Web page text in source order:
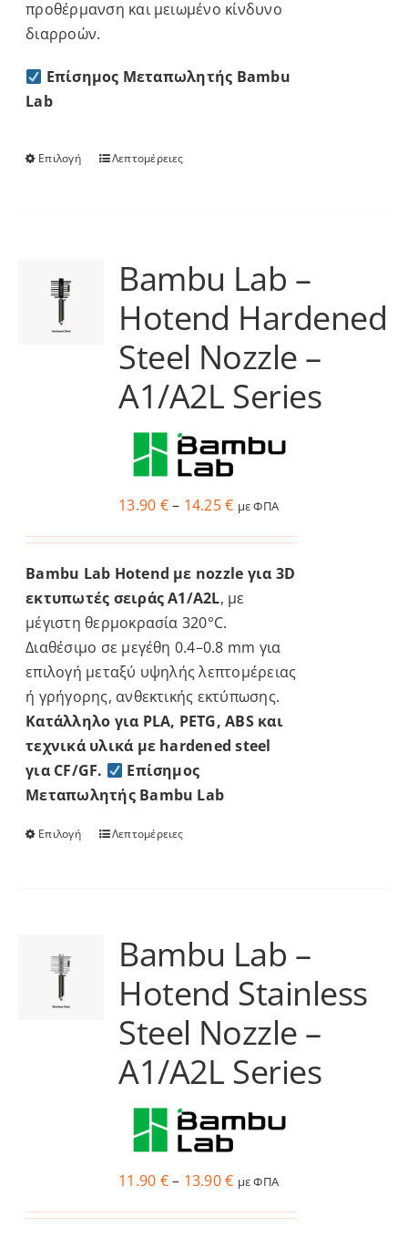
προθέρμανση και μειωμένο κίνδυνο
διαρροών.
Επίσημος Μεταπωλητής Bambu
Lab
Επιλογή
Αυτό
παραλλαγές.
επιλογές
μπορούν
επιλεγούν
σελίδα
προϊόντος
Λεπτομέρειες
Bambu Lab –
Hotend Hardened
Steel Nozzle –
A1/A2L Series
13.90 €– 14.25€Price
through
14.25 €
με ΦΠΑ
Bambu Lab Hotend με nozzle για 3D
εκτυπωτές σειράς A1/A2L, με
μέγιστη θερμοκρασία 320°C.
Διαθέσιμο σε μεγέθη 0.4–0.8 mm για
επιλογή μεταξύ υψηλής λεπτομέρειας
ή γρήγορης, ανθεκτικής εκτύπωσης.
Κατάλληλο για PLA, PETG, ABS και
τεχνικά υλικά με hardened steel
για CF/GF.
Επίσημος
Μεταπωλητής Bambu Lab
Επιλογή
Αυτό
παραλλαγές.
επιλογές
μπορούν
επιλεγούν
σελίδα
προϊόντος
Λεπτομέρειες
Bambu Lab –
Hotend Stainless
Steel Nozzle –
A1/A2L Series
11.90 €– 13.90€Price
με ΦΠΑ